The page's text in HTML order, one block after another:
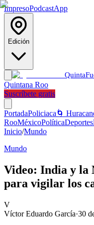
ImpresoPodcastApp
Edición
Quinta
Quintana Roo
Suscríbete gratis
PortadaPoliciaca 🌀
RooMéxicoPolíticaDeportes
Inicio/Mundo
Mundo
Video: India y la
para vigilar los
V
Víctor Eduardo García·30